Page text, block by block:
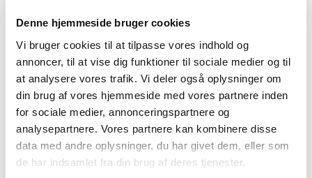
Denne hjemmeside bruger cookies
Vi bruger cookies til at tilpasse vores indhold og
annoncer, til at vise dig funktioner til sociale medier og til
at analysere vores trafik. Vi deler også oplysninger om
din brug af vores hjemmeside med vores partnere inden
for sociale medier, annonceringspartnere og
analysepartnere. Vores partnere kan kombinere disse
data med andre oplysninger, du har givet dem, eller som
de har indsamlet fra din brug af deres tjenester.
ikke på lager, man kan hjemtages til den angivne pris,
sålænge den stadig er tilgængelig.
Prisen er selvfølgelig inklusiv alle omkostninger til
import, syn og klargøring.
Kontakt os for mere info eller bestilling af denne bil
Månedlig ydelse (ekskl. moms)
3.199DKK